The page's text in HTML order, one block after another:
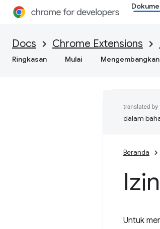
Docs Chrome Extensions
Ringkasan Mulai
dalam
Beranda
Izin
Untuk